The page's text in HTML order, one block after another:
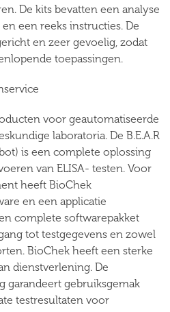
De kits bevatten een analyse
een reeks instructies. De
en zeer gevoelig, zodat
toepassingen.
voor geautomatiseerde
laboratoria. De B.E.A.R
is een complete oplossing
van ELISA- testen. Voor
heeft BioChek
en een applicatie
complete softwarepakket
tot testgegevens en zowel
BioChek heeft een sterke
dienstverlening. De
garandeert gebruiksgemak
testresultaten voor